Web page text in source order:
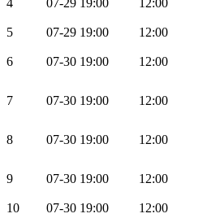
5
07-29 19:00 12:00
6
07-30 19:00 12:00
7 07-30 19:00 12:00
8 07-30 19:00 12:00
9 07-30 19:00 12:00
10
07-30 19:00 12:00